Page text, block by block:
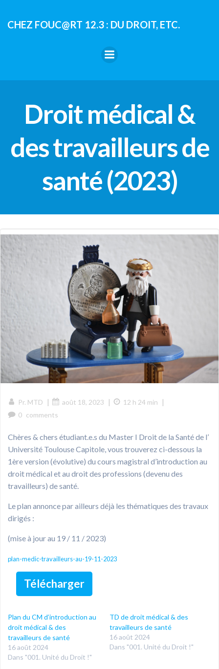
contenu
CHEZ FOUC@RT 12.3 : DU DROIT, ETC.
Droit médical &
des travailleurs de
santé (2023)
Pr. MTD | août 18, 2023 | 12 h 24 min |
0 comments
Chères & chers étudiant.e.s du Master I Droit de la Santé de l’
Université Toulouse Capitole, vous trouverez ci-dessous la
1ère version (évolutive) du cours magistral d’introduction au
droit médical et au droit des professions (devenu des
travailleurs) de santé.
Le plan annonce par ailleurs déjà les thématiques des travaux
dirigés :
(mise à jour au 19 / 11 / 2023)
plan-medic-travailleurs-au-19-11-2023
Télécharger
Plan du CM d’introduction au
droit médical & des
travailleurs de santé
16 août 2024
Dans "001. Unité du Droit !"
TD de droit médical & des
travailleurs de santé
16 août 2024
Dans "001. Unité du Droit !"